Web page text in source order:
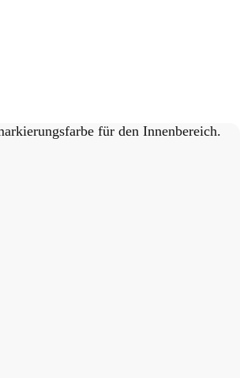
für den Innenbereich.